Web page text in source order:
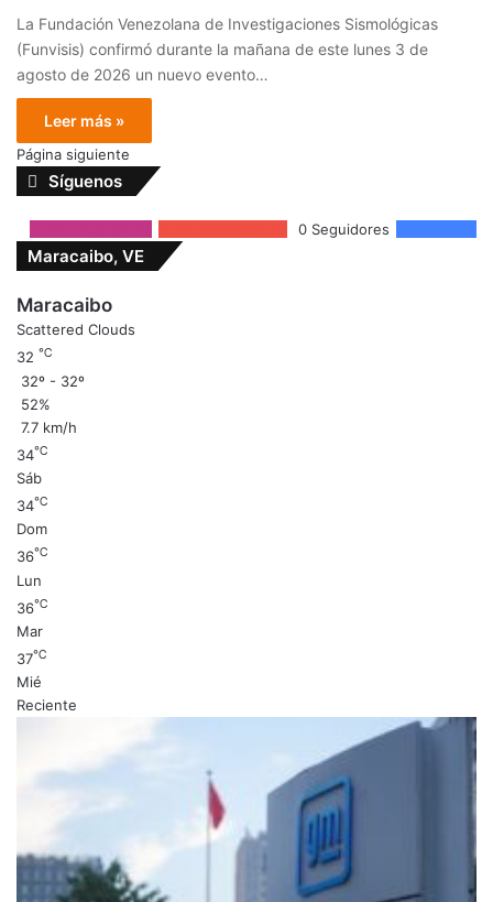
La Fundación Venezolana de Investigaciones Sismológicas
(Funvisis) confirmó durante la mañana de este lunes 3 de
agosto de 2026 un nuevo evento…
Leer más »
Página siguiente
Síguenos
0 Seguidores
Maracaibo, VE
Maracaibo
Scattered Clouds
32 ℃
32º - 32º
52%
7.7 km/h
34℃
Sáb
34℃
Dom
36℃
Lun
36℃
Mar
37℃
Mié
Reciente